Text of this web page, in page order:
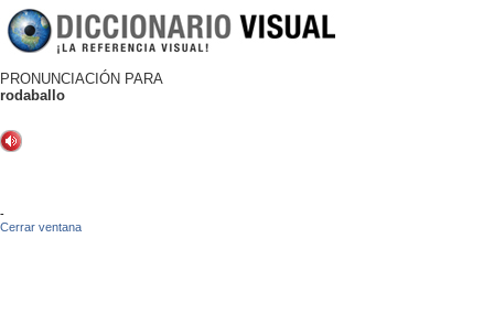
PRONUNCIACIÓN PARA
rodaballo
-
Cerrar ventana